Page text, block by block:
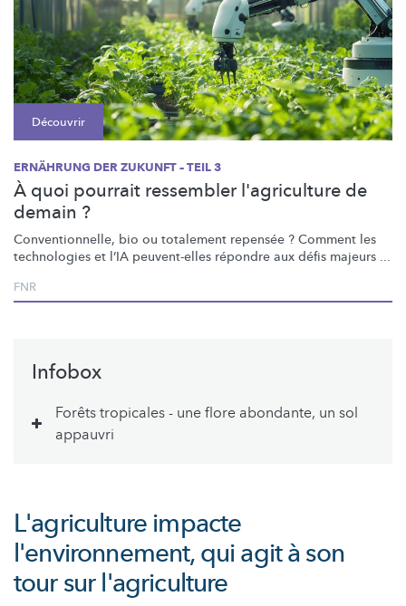
Découvrir
ERNÄHRUNG DER ZUKUNFT – TEIL 3
À quoi pourrait ressembler l'agriculture de
demain ?
Conventionnelle, bio ou totalement repensée ? Comment les
technologies et l’IA peuvent-elles répondre aux défis majeurs ...
FNR
Infobox
Forêts tropicales - une flore abondante, un sol
appauvri
L'agriculture impacte
l'environnement, qui agit à son
tour sur l'agriculture